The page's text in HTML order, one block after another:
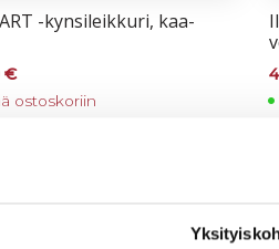
-kyn­si­leik­ku­ri, kaa­
€
ostoskoriin